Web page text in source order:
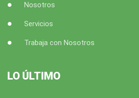
Nosotros
Servicios
Trabaja con Nosotros
LO ÚLTIMO